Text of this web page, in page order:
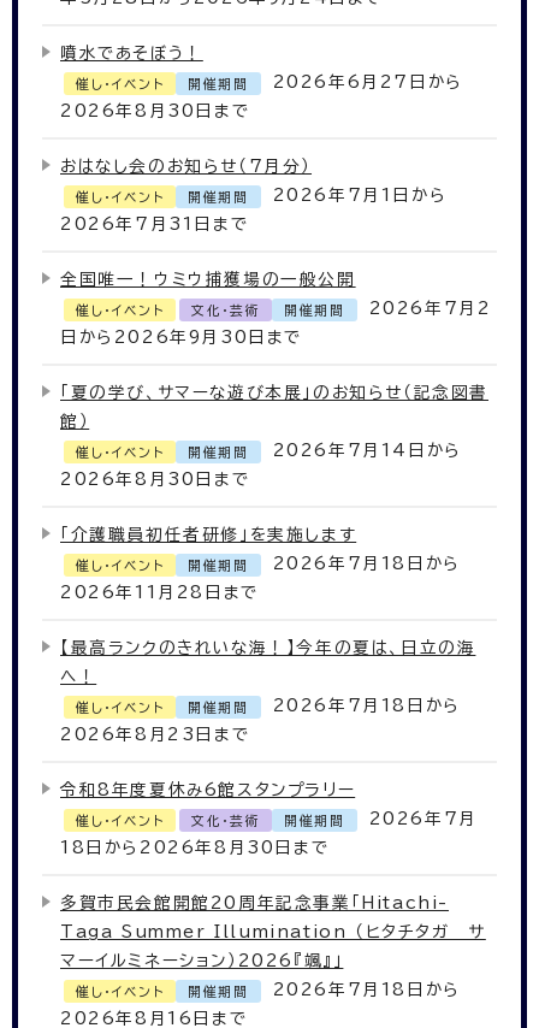
噴水であそぼう！
催し・イベント 開催期間
2026年6月27日から
2026年8月30日まで
おはなし会のお知らせ（7月分）
催し・イベント 開催期間
2026年7月1日から
2026年7月31日まで
全国唯一！ウミウ捕獲場の一般公開
催し・イベント 文化・芸術 開催期間
2026年7月2
日から2026年9月30日まで
「夏の学び、サマーな遊び本展」のお知らせ（記念図書
館）
催し・イベント 開催期間
2026年7月14日から
2026年8月30日まで
「介護職員初任者研修」を実施します
催し・イベント 開催期間
2026年7月18日から
2026年11月28日まで
【最高ランクのきれいな海！】今年の夏は、日立の海
へ！
催し・イベント 開催期間
2026年7月18日から
2026年8月23日まで
令和8年度夏休み6館スタンプラリー
催し・イベント 文化・芸術 開催期間
2026年7月
18日から2026年8月30日まで
多賀市民会館開館20周年記念事業「Hitachi-
Taga Summer Illumination （ヒタチタガ サ
マーイルミネーション）2026『颯』」
催し・イベント 開催期間
2026年7月18日から
2026年8月16日まで